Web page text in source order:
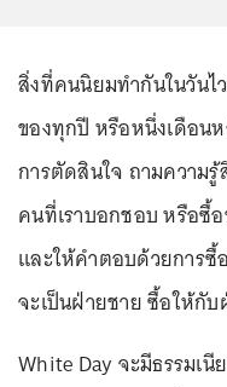
สิ่งที่คนนิยมทำกันในวันไ
ของทุกปี หรือหนึ่งเดือนห
การตัดสินใจ ถามความ
คนที่เราบอกชอบ หรือซื้
และให้คำตอบด้วยการ
จะเป็นฝ่ายชาย ซื้อให้กั
White Day จะมีธรรมเ